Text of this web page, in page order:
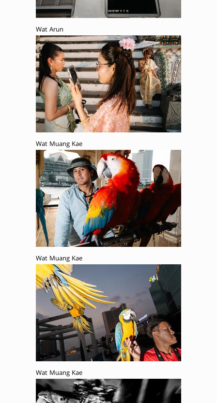
Wat Arun
Wat Muang Kae
Wat Muang Kae
Wat Muang Kae